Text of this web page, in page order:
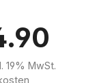
19% MwSt.